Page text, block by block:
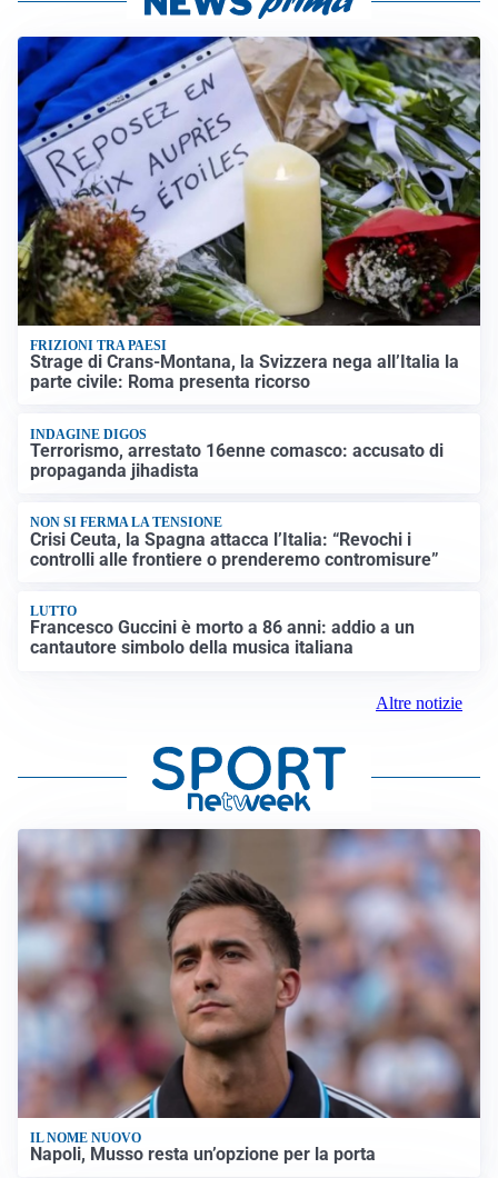
FRIZIONI TRA PAESI
Strage di Crans-Montana, la Svizzera nega all’Italia la
parte civile: Roma presenta ricorso
INDAGINE DIGOS
Terrorismo, arrestato 16enne comasco: accusato di
propaganda jihadista
NON SI FERMA LA TENSIONE
Crisi Ceuta, la Spagna attacca l’Italia: “Revochi i
controlli alle frontiere o prenderemo contromisure”
LUTTO
Francesco Guccini è morto a 86 anni: addio a un
cantautore simbolo della musica italiana
Altre notizie
IL NOME NUOVO
Napoli, Musso resta un’opzione per la porta